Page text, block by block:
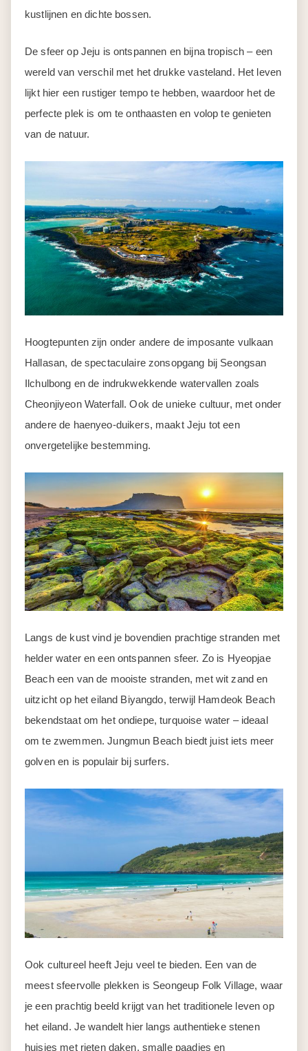
kustlijnen en dichte bossen.
De sfeer op Jeju is ontspannen en bijna tropisch – een
wereld van verschil met het drukke vasteland. Het leven
lijkt hier een rustiger tempo te hebben, waardoor het de
perfecte plek is om te onthaasten en volop te genieten
van de natuur.
Hoogtepunten zijn onder andere de imposante vulkaan
Hallasan, de spectaculaire zonsopgang bij Seongsan
Ilchulbong en de indrukwekkende watervallen zoals
Cheonjiyeon Waterfall. Ook de unieke cultuur, met onder
andere de haenyeo-duikers, maakt Jeju tot een
onvergetelijke bestemming.
Langs de kust vind je bovendien prachtige stranden met
helder water en een ontspannen sfeer. Zo is Hyeopjae
Beach een van de mooiste stranden, met wit zand en
uitzicht op het eiland Biyangdo, terwijl Hamdeok Beach
bekendstaat om het ondiepe, turquoise water – ideaal
om te zwemmen. Jungmun Beach biedt juist iets meer
golven en is populair bij surfers.
Ook cultureel heeft Jeju veel te bieden. Een van de
meest sfeervolle plekken is Seongeup Folk Village, waar
je een prachtig beeld krijgt van het traditionele leven op
het eiland. Je wandelt hier langs authentieke stenen
huisjes met rieten daken, smalle paadjes en